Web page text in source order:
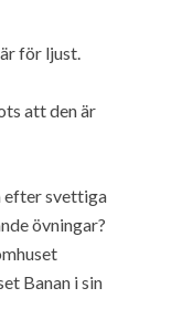
för ljust.
att den är
efter svettiga
övningar?
Banan i sin